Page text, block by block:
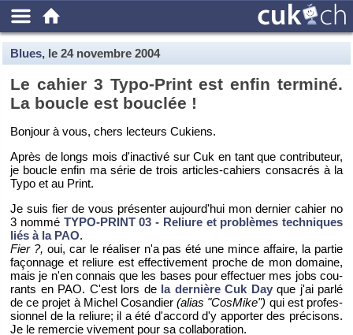
Blues, le 24 novembre 2004
Le ca­hier 3 Typo-Print est enfin ter­miné.
La boucle est bou­clée !
Bon­jour à vous, chers lec­teurs Cu­kiens.
Après de longs mois d'in­ac­tivé sur Cuk en tant que contri­bu­teur,
je boucle enfin ma série de trois ar­ticles-ca­hiers consa­crés à la
Typo et au Print.
Je suis fier de vous pré­sen­ter au­jour­d'hui mon der­nier ca­hier no
3 nommé TYPO-PRINT 03 - Re­liure et pro­blèmes tech­niques
liés à la PAO.
Fier ?, oui, car le réa­li­ser n'a pas été une mince af­faire, la par­tie
fa­çon­nage et re­liure est ef­fec­ti­ve­ment proche de mon do­maine,
mais je n'en connais que les bases pour ef­fec­tuer mes jobs cou­
rants en PAO. C'est lors de la der­nière Cuk Dayque j'ai parlé
de ce pro­jet à Mi­chel Co­san­dier(alias "Cos­Mike") qui est pro­fes­
sion­nel de la re­liure; il a été d'ac­cord d'y ap­por­ter des pré­ci­sons.
Je le re­mer­cie vi­ve­ment pour sa col­la­bo­ra­tion.